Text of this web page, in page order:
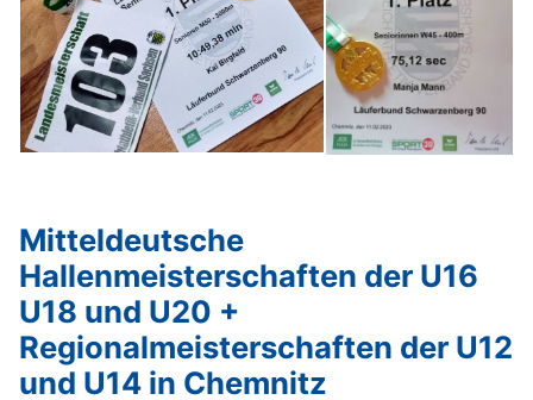
Mitteldeutsche
Hallenmeisterschaften der U16
U18 und U20 +
Regionalmeisterschaften der U12
und U14 in Chemnitz